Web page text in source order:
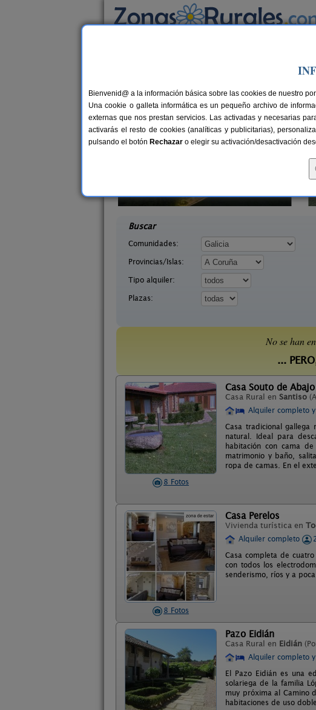
> Sobrado Dos Monxes
Casas Rurales cerca de
27 €
Buscar
Comunidades:
Provincias/Islas:
Tipo alquiler:
Plazas:
No se han
...
8 Fotos
Casa Souto de Abajo
Casa Rural en Santiso
Alquiler completo
Casa tradicional
natural. Ideal para
habitación con cama
matrimonio y baño,
ropa de camas. En el
8 Fotos
Casa Perelos
Vivienda turística en
Alquiler completo
Casa completa de
con todos los
senderismo, ríos y a
Pazo Eidián
Casa Rural en Eidián
Alquiler completo
El Pazo Eidián es una
solariega de la familia
muy próxima al Camino
habitaciones de uso
Bienvenid@ a la información básica sobre las cookies de nuestro
Una cookie o galleta informática es un pequeño archivo de
externas que nos prestan servicios. Las activadas y necesarias
activarás el resto de cookies (analíticas y publicitarias),
pulsando el botón Rechazar o elegir su activación/desactivación